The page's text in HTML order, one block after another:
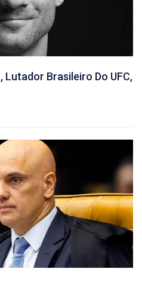
Lutador Brasileiro Do UFC,